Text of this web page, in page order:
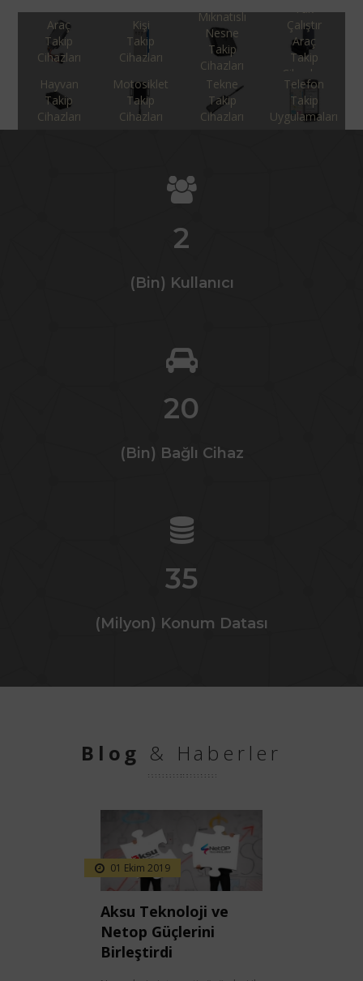
Araç
Takip
Cihazları
Kişi
Takip
Cihazları
Mıknatıslı
Nesne
Takip
Cihazları
Tak
Çalıştır
Araç
Takip
Cihazları
Hayvan
Takip
Cihazları
Motosiklet
Takip
Cihazları
Tekne
Takip
Cihazları
Telefon
Takip
Uygulamaları
2
(Bin) Kullanıcı
20
(Bin) Bağlı Cihaz
35
(Milyon) Konum Datası
Blog & Haberler
01 Ekim 2019
Aksu Teknoloji ve
Netop Güçlerini
Birleştirdi